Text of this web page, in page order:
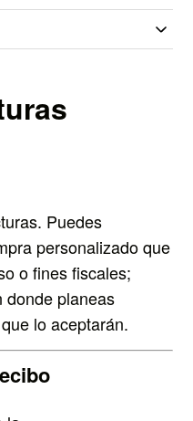
Puedes
personalizado que
o fines fiscales;
donde planeas
lo aceptarán.